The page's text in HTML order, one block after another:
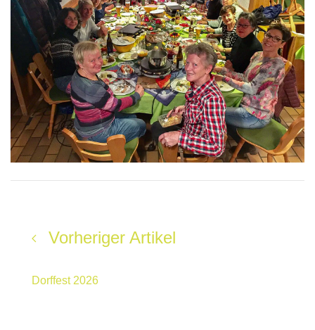
Vorheriger Artikel
Dorffest 2026